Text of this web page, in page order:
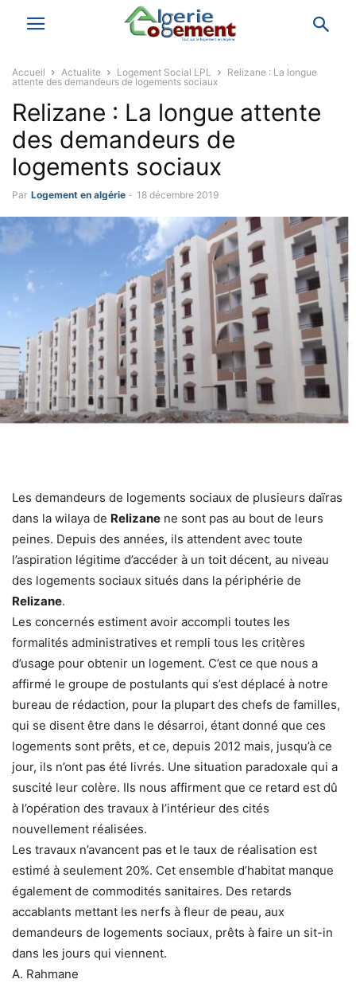
Accueil Actualite Logement Social LPL
Relizane : La longue
attente des demandeurs de logements sociaux
Relizane : La longue attente
des demandeurs de
logements sociaux
Par Logement en algérie - 18 décembre 2019
Les demandeurs de logements sociaux de plusieurs daïras
dans la wilaya de Relizane ne sont pas au bout de leurs
peines. Depuis des années, ils attendent avec toute
l’aspiration légitime d’accéder à un toit décent, au niveau
des logements sociaux situés dans la périphérie de
Relizane.
Les concernés estiment avoir accompli toutes les
formalités administratives et rempli tous les critères
d’usage pour obtenir un logement. C’est ce que nous a
affirmé le groupe de postulants qui s’est déplacé à notre
bureau de rédaction, pour la plupart des chefs de familles,
qui se disent être dans le désarroi, étant donné que ces
logements sont prêts, et ce, depuis 2012 mais, jusqu’à ce
jour, ils n’ont pas été livrés. Une situation paradoxale qui a
suscité leur colère. Ils nous affirment que ce retard est dû
à l’opération des travaux à l’intérieur des cités
nouvellement réalisées.
Les travaux n’avancent pas et le taux de réalisation est
estimé à seulement 20%. Cet ensemble d’habitat manque
également de commodités sanitaires. Des retards
accablants mettant les nerfs à fleur de peau, aux
demandeurs de logements sociaux, prêts à faire un sit-in
dans les jours qui viennent.
A. Rahmane